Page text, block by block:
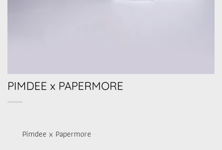
PIMDEE x PAPERMORE
Pimdee x Papermore